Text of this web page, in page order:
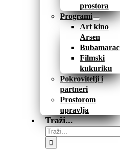
prostora
Programi
Art kino
Arsen
Bubamarac
Filmski
kukuriku
Pokrovitelji i
partneri
Prostorom
upravlja
Traži...